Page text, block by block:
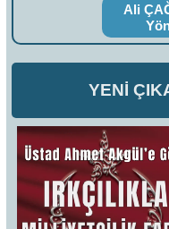
Ali
YENİ